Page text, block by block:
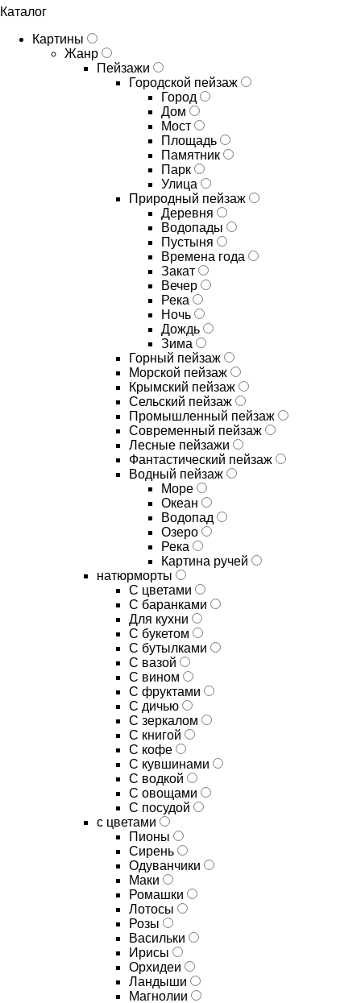
Каталог
Картины
Жанр
Пейзажи
Городской пейзаж
Город
Дом
Мост
Площадь
Памятник
Парк
Улица
Природный пейзаж
Деревня
Водопады
Пустыня
Времена года
Закат
Вечер
Река
Ночь
Дождь
Зима
Горный пейзаж
Морской пейзаж
Крымский пейзаж
Сельский пейзаж
Промышленный пейзаж
Современный пейзаж
Лесные пейзажи
Фантастический пейзаж
Водный пейзаж
Море
Океан
Водопад
Озеро
Река
Картина ручей
натюрморты
С цветами
С баранками
Для кухни
C букетом
C бутылками
C вазой
C вином
C фруктами
C дичью
C зеркалом
C книгой
C кофе
C кувшинами
C водкой
C овощами
C посудой
с цветами
Пионы
Сирень
Одуванчики
Маки
Ромашки
Лотосы
Розы
Васильки
Ирисы
Орхидеи
Ландыши
Магнолии